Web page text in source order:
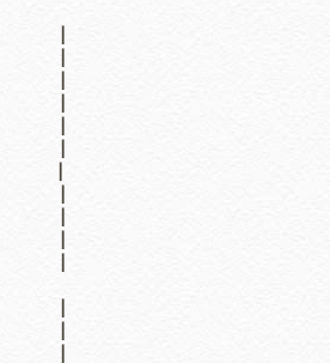
|
|
|
|
|
|
|
|
|
|
|
|
|
|